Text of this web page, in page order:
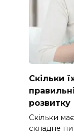
Скільки
розвитку
Скільки
складне